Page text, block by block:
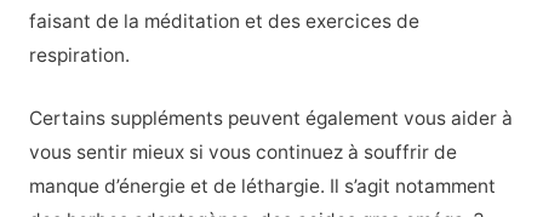
faisant de la méditation et des exercices de
respiration.
Certains suppléments peuvent également vous aider à
vous sentir mieux si vous continuez à souffrir de
manque d’énergie et de léthargie. Il s’agit notamment